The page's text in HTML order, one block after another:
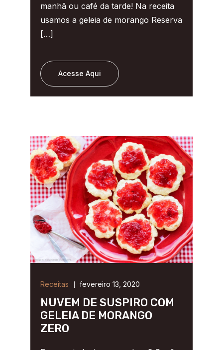
manhã ou café da tarde! Na receita
usamos a geleia de morango Reserva
[…]
Acesse Aqui
Receitas fevereiro 13, 2020
NUVEM DE SUSPIRO COM
GELEIA DE MORANGO
ZERO